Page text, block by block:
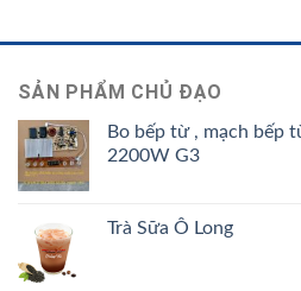
sao
SẢN PHẨM CHỦ ĐẠO
Bo bếp từ , mạch bếp
2200W G3
Trà Sữa Ô Long